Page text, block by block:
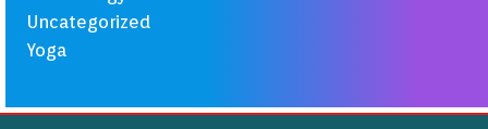
Uncategorized
Yoga